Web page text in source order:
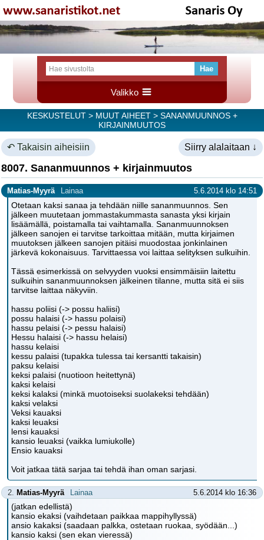
Valikko
KESKUSTELUT> MUUT AIHEET> SANANMUUNNOS +
KIRJAINMUUTOS
↶ Takaisin aiheisiin Siirry alalaitaan ↓
8007. Sananmuunnos + kirjainmuutos
Matias-Myyrä Lainaa 5.6.2014 klo 14:51
Otetaan kaksi sanaa ja tehdään niille sananmuunnos. Sen
jälkeen muutetaan jommastakummasta sanasta yksi kirjain
lisäämällä, poistamalla tai vaihtamalla. Sananmuunnoksen
jälkeen sanojen ei tarvitse tarkoittaa mitään, mutta kirjaimen
muutoksen jälkeen sanojen pitäisi muodostaa jonkinlainen
järkevä kokonaisuus. Tarvittaessa voi laittaa selityksen sulkuihin.
Tässä esimerkissä on selvyyden vuoksi ensimmäisiin laitettu
sulkuihin sananmuunnoksen jälkeinen tilanne, mutta sitä ei siis
tarvitse laittaa näkyviin.
hassu poliisi (-> possu haliisi)
possu halaisi (-> hassu polaisi)
hassu pelaisi (-> pessu halaisi)
Hessu halaisi (-> hassu helaisi)
hassu kelaisi
kessu palaisi (tupakka tulessa tai kersantti takaisin)
paksu kelaisi
keksi palaisi (nuotioon heitettynä)
kaksi kelaisi
keksi kalaksi (minkä muotoiseksi suolakeksi tehdään)
kaksi velaksi
Veksi kauaksi
kaksi leuaksi
lensi kauaksi
kansio leuaksi (vaikka lumiukolle)
Ensio kauaksi
Voit jatkaa tätä sarjaa tai tehdä ihan oman sarjasi.
2. Matias-Myyrä Lainaa 5.6.2014 klo 16:36
(jatkan edellistä)
kansio ekaksi (vaihdetaan paikkaa mappihyllyssä)
ansio kakaksi (saadaan palkka, ostetaan ruokaa, syödään...)
kansio kaksi (sen ekan vieressä)